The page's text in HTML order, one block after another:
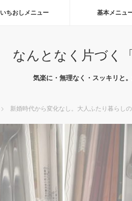
いちおしメニュー 基本メニュ
なんとなく片づく
気楽に・無理なく・スッキリと
新婚時代から変化なし。大人ふたり暮らしの